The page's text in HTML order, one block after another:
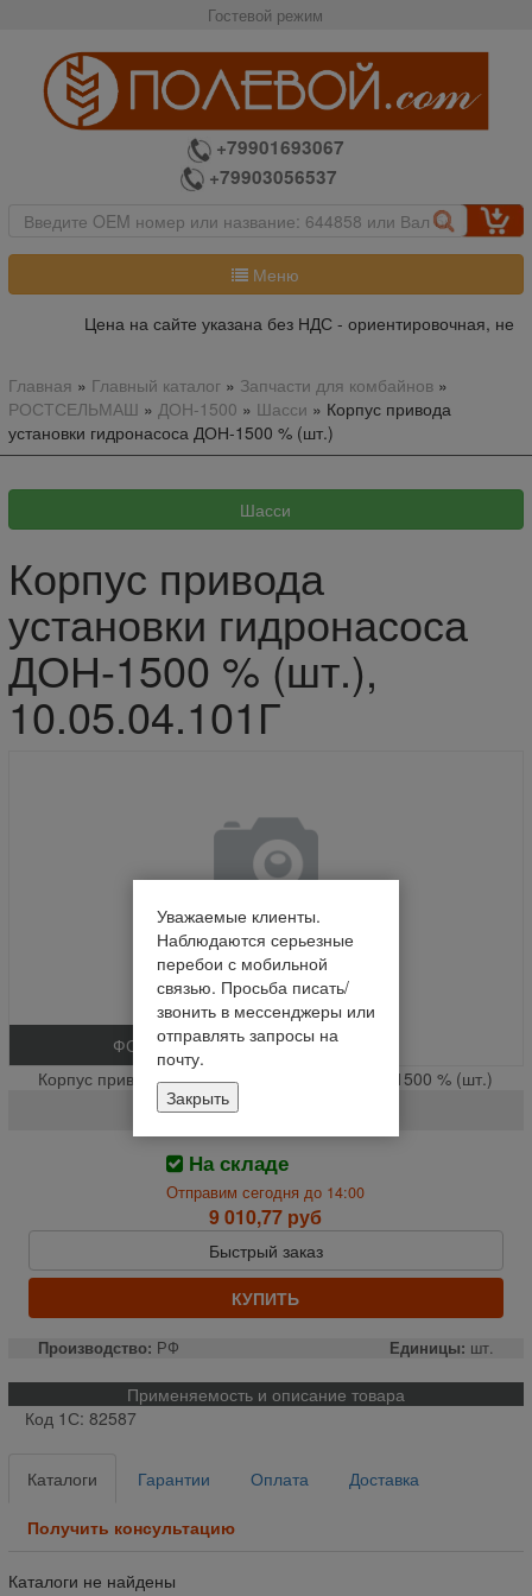
Гостевой режим
+79901693067
+79903056537
Меню
Цена на сайте указана без НДС - ориентировочная, не
Главная » Главный каталог» Запчасти для комбайнов»
РОСТСЕЛЬМАШ » ДОН-1500 » Шасси » Корпус привода
установки гидронасоса ДОН-1500 % (шт.)
Корпус привода
установки гидронасоса
ДОН-1500 % (шт.),
10.05.04.101Г
ФОТО
Корпус привода установки гидронасоса ДОН-1500 % (шт.)
10.05.04.101Г
На складе
Отправим сегодня до 14:00
9 010,77 руб
Быстрый заказ
КУПИТЬ
Производство: РФ Единицы: шт.
Применяемость и описание товара
Код 1С: 82587
Каталоги Гарантии Оплата Доставка
Получить консультацию
Каталоги не найдены
Уважаемые клиенты.
Наблюдаются серьезные
перебои с мобильной
связью. Просьба писать/
звонить в мессенджеры или
отправлять запросы на
почту.
Закрыть